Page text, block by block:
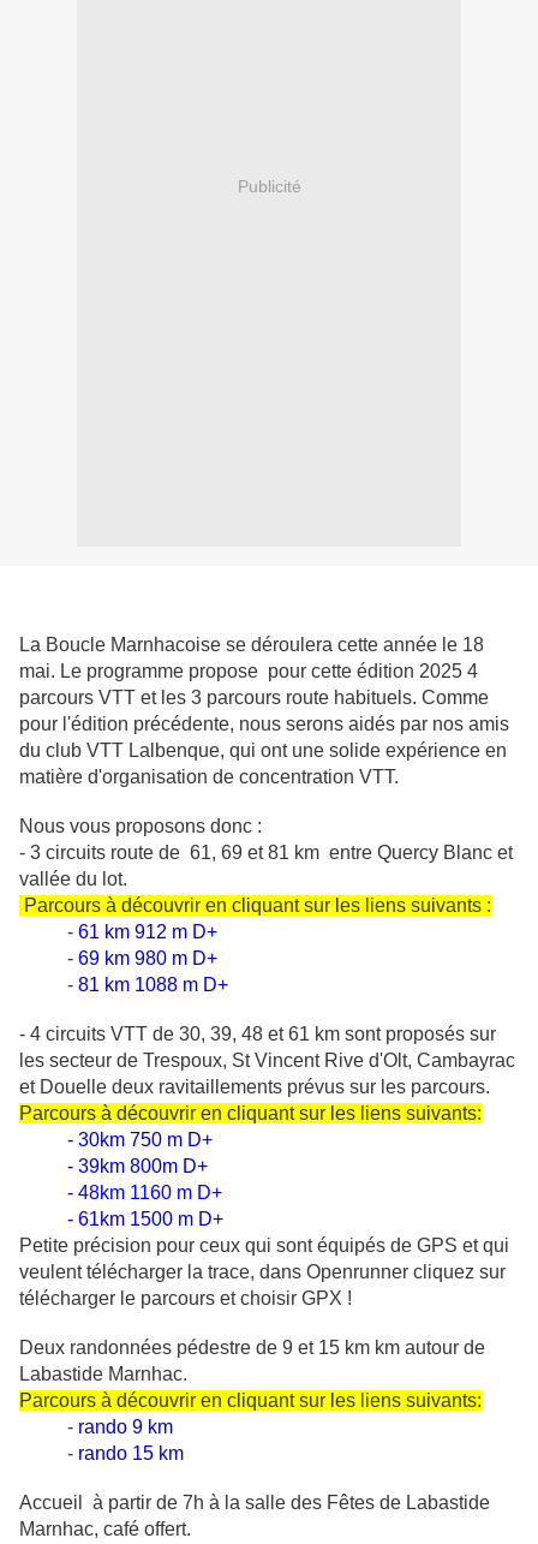
Publicité
La Boucle Marnhacoise se déroulera cette année le 18
mai. Le programme propose pour cette édition 2025 4
parcours VTT et les 3 parcours route habituels. Comme
pour l'édition précédente, nous serons aidés par nos amis
du club VTT Lalbenque, qui ont une solide expérience en
matière d'organisation de concentration VTT.
Nous vous proposons donc :
- 3 circuits route de 61, 69 et 81 km entre Quercy Blanc et
vallée du lot.
Parcours à découvrir en cliquant sur les liens suivants :
- 61 km 912 m D+
- 69 km 980 m D+
- 81 km 1088 m D+
- 4 circuits VTT de 30, 39, 48 et 61 km sont proposés sur
les secteur de Trespoux, St Vincent Rive d'Olt, Cambayrac
et Douelle deux ravitaillements prévus sur les parcours.
Parcours à découvrir en cliquant sur les liens suivants:
- 30km 750 m D+
- 39km 800m D+
- 48km 1160 m D+
- 61km 1500 m D+
Petite précision pour ceux qui sont équipés de GPS et qui
veulent télécharger la trace, dans Openrunner cliquez sur
télécharger le parcours et choisir GPX !
Deux randonnées pédestre de 9 et 15 km km autour de
Labastide Marnhac.
Parcours à découvrir en cliquant sur les liens suivants:
- rando 9 km
- rando 15 km
Accueil à partir de 7h à la salle des Fêtes de Labastide
Marnhac, café offert.